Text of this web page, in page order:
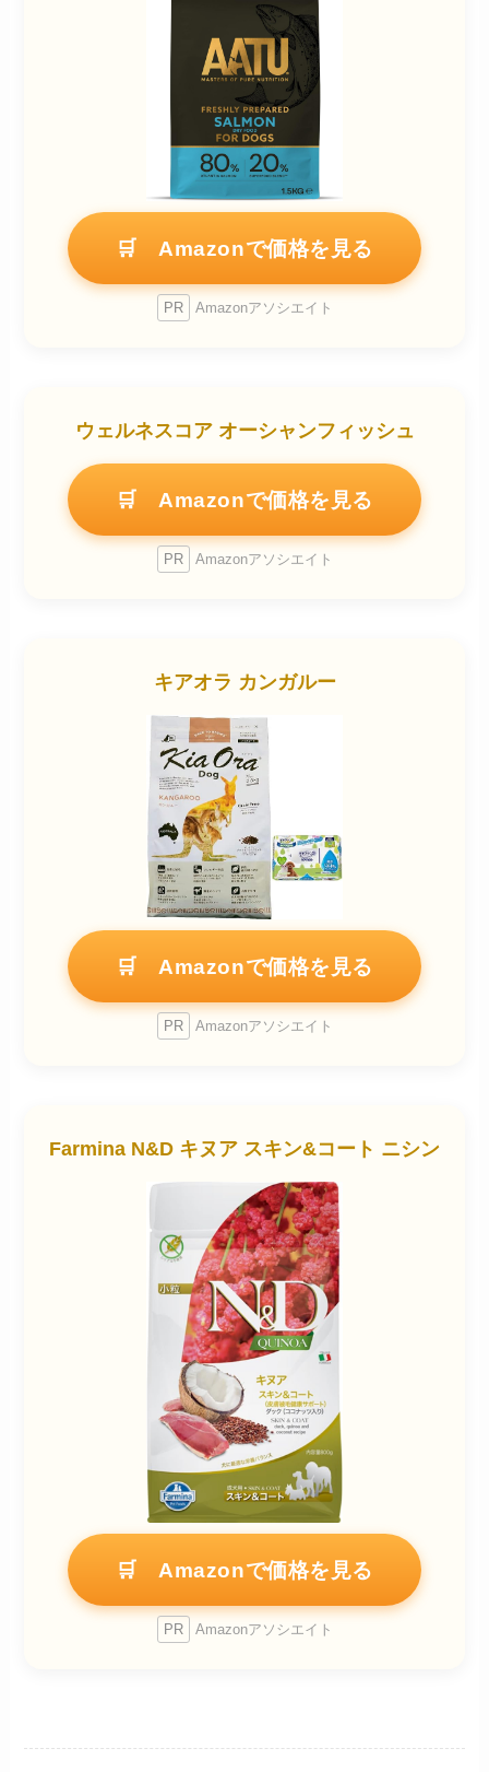
🛒 Amazonで価格を見る
PR Amazonアソシエイト
ウェルネスコア オーシャンフィッシュ
🛒 Amazonで価格を見る
PR Amazonアソシエイト
キアオラ カンガルー
🛒 Amazonで価格を見る
PR Amazonアソシエイト
Farmina N&D キヌア スキン&コート ニシン
🛒 Amazonで価格を見る
PR Amazonアソシエイト